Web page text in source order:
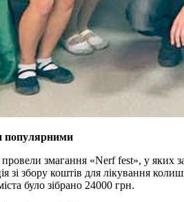
популярними
змагання «Nerf fest», у яких
зі збору коштів для лікування
було зібрано 24000 грн.